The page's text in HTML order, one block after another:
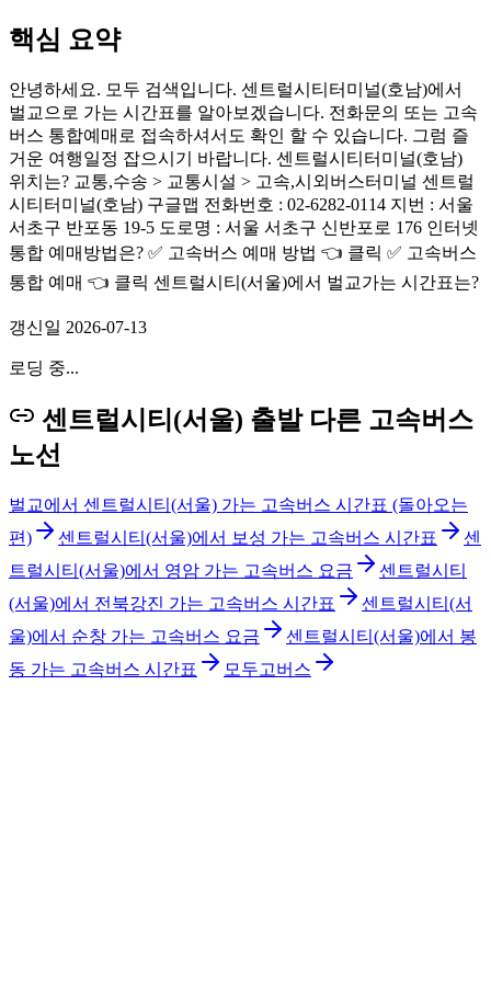
핵심 요약
안녕하세요. 모두 검색입니다. 센트럴시티터미널(호남)에서
벌교으로 가는 시간표를 알아보겠습니다. 전화문의 또는 고속
버스 통합예매로 접속하셔서도 확인 할 수 있습니다. 그럼 즐
거운 여행일정 잡으시기 바랍니다. 센트럴시티터미널(호남)
위치는? 교통,수송 > 교통시설 > 고속,시외버스터미널 센트럴
시티터미널(호남) 구글맵 전화번호 : 02-6282-0114 지번 : 서울
서초구 반포동 19-5 도로명 : 서울 서초구 신반포로 176 인터넷
통합 예매방법은? ✅ 고속버스 예매 방법 👈 클릭 ✅ 고속버스
통합 예매 👈 클릭 센트럴시티(서울)에서 벌교가는 시간표는?
갱신일 2026-07-13
로딩 중...
센트럴시티(서울) 출발 다른 고속버스
노선
벌교에서 센트럴시티(서울) 가는 고속버스 시간표 (돌아오는
편)
센트럴시티(서울)에서 보성 가는 고속버스 시간표
센
트럴시티(서울)에서 영암 가는 고속버스 요금
센트럴시티
(서울)에서 전북강진 가는 고속버스 시간표
센트럴시티(서
울)에서 순창 가는 고속버스 요금
센트럴시티(서울)에서 봉
동 가는 고속버스 시간표
모두고버스